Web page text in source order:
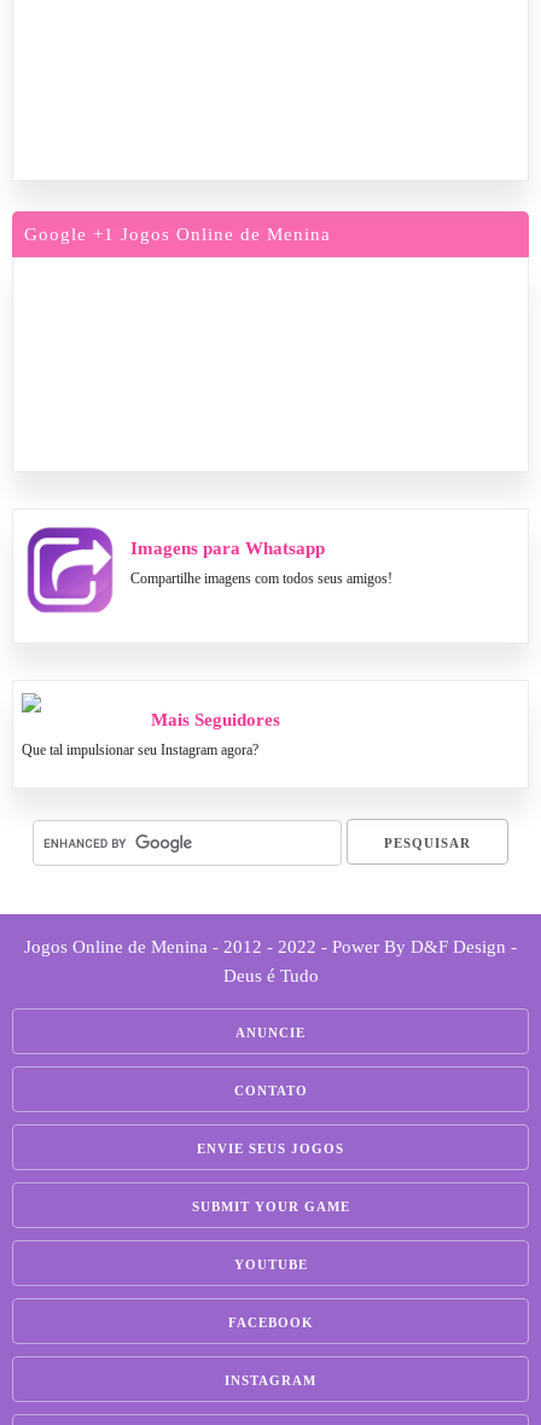
Google +1 Jogos Online de Menina
Imagens para Whatsapp
Compartilhe imagens com todos seus amigos!
Mais Seguidores
Que tal impulsionar seu Instagram agora?
Jogos Online de Menina - 2012 - 2022 - Power By D&F Design -
Deus é Tudo
ANUNCIE
CONTATO
ENVIE SEUS JOGOS
SUBMIT YOUR GAME
YOUTUBE
FACEBOOK
INSTAGRAM